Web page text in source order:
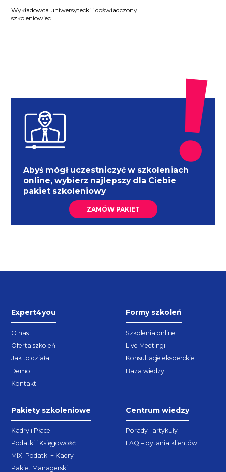
Wykładowca uniwersytecki i doświadczony
szkoleniowiec.
Abyś mógł uczestniczyć w szkoleniach
online, wybierz najlepszy dla Ciebie
pakiet szkoleniowy
ZAMÓW PAKIET
Expert4you
O nas
Oferta szkoleń
Jak to działa
Demo
Kontakt
Formy szkoleń
Szkolenia online
Live Meetingi
Konsultacje eksperckie
Baza wiedzy
Pakiety szkoleniowe
Kadry i Płace
Podatki i Księgowość
MIX: Podatki + Kadry
Pakiet Managerski
Centrum wiedzy
Porady i artykuły
FAQ – pytania klientów